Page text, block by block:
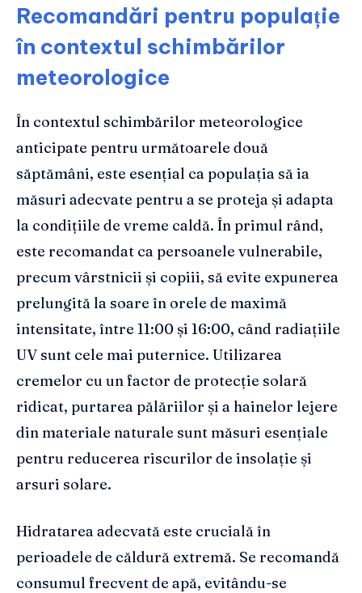
Recomandări pentru populație
în contextul schimbărilor
meteorologice
În contextul schimbărilor meteorologice
anticipate pentru următoarele două
săptămâni, este esențial ca populația să ia
măsuri adecvate pentru a se proteja și adapta
la condițiile de vreme caldă. În primul rând,
este recomandat ca persoanele vulnerabile,
precum vârstnicii și copiii, să evite expunerea
prelungită la soare în orele de maximă
intensitate, între 11:00 și 16:00, când radiațiile
UV sunt cele mai puternice. Utilizarea
cremelor cu un factor de protecție solară
ridicat, purtarea pălăriilor și a hainelor lejere
din materiale naturale sunt măsuri esențiale
pentru reducerea riscurilor de insolație și
arsuri solare.
Hidratarea adecvată este crucială în
perioadele de căldură extremă. Se recomandă
consumul frecvent de apă, evitându-se